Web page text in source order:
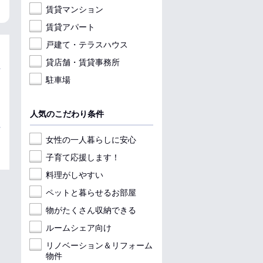
賃貸マンション
賃貸アパート
戸建て・テラスハウス
貸店舗・賃貸事務所
駐車場
人気のこだわり条件
女性の一人暮らしに安心
子育て応援します！
料理がしやすい
ペットと暮らせるお部屋
物がたくさん収納できる
ルームシェア向け
リノベーション＆リフォーム
物件